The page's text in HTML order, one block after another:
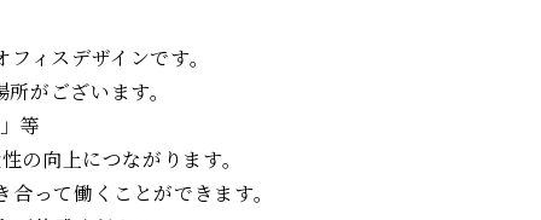
ィスデザインです。
がございます。
等
の向上につながります。
って働くことができます。